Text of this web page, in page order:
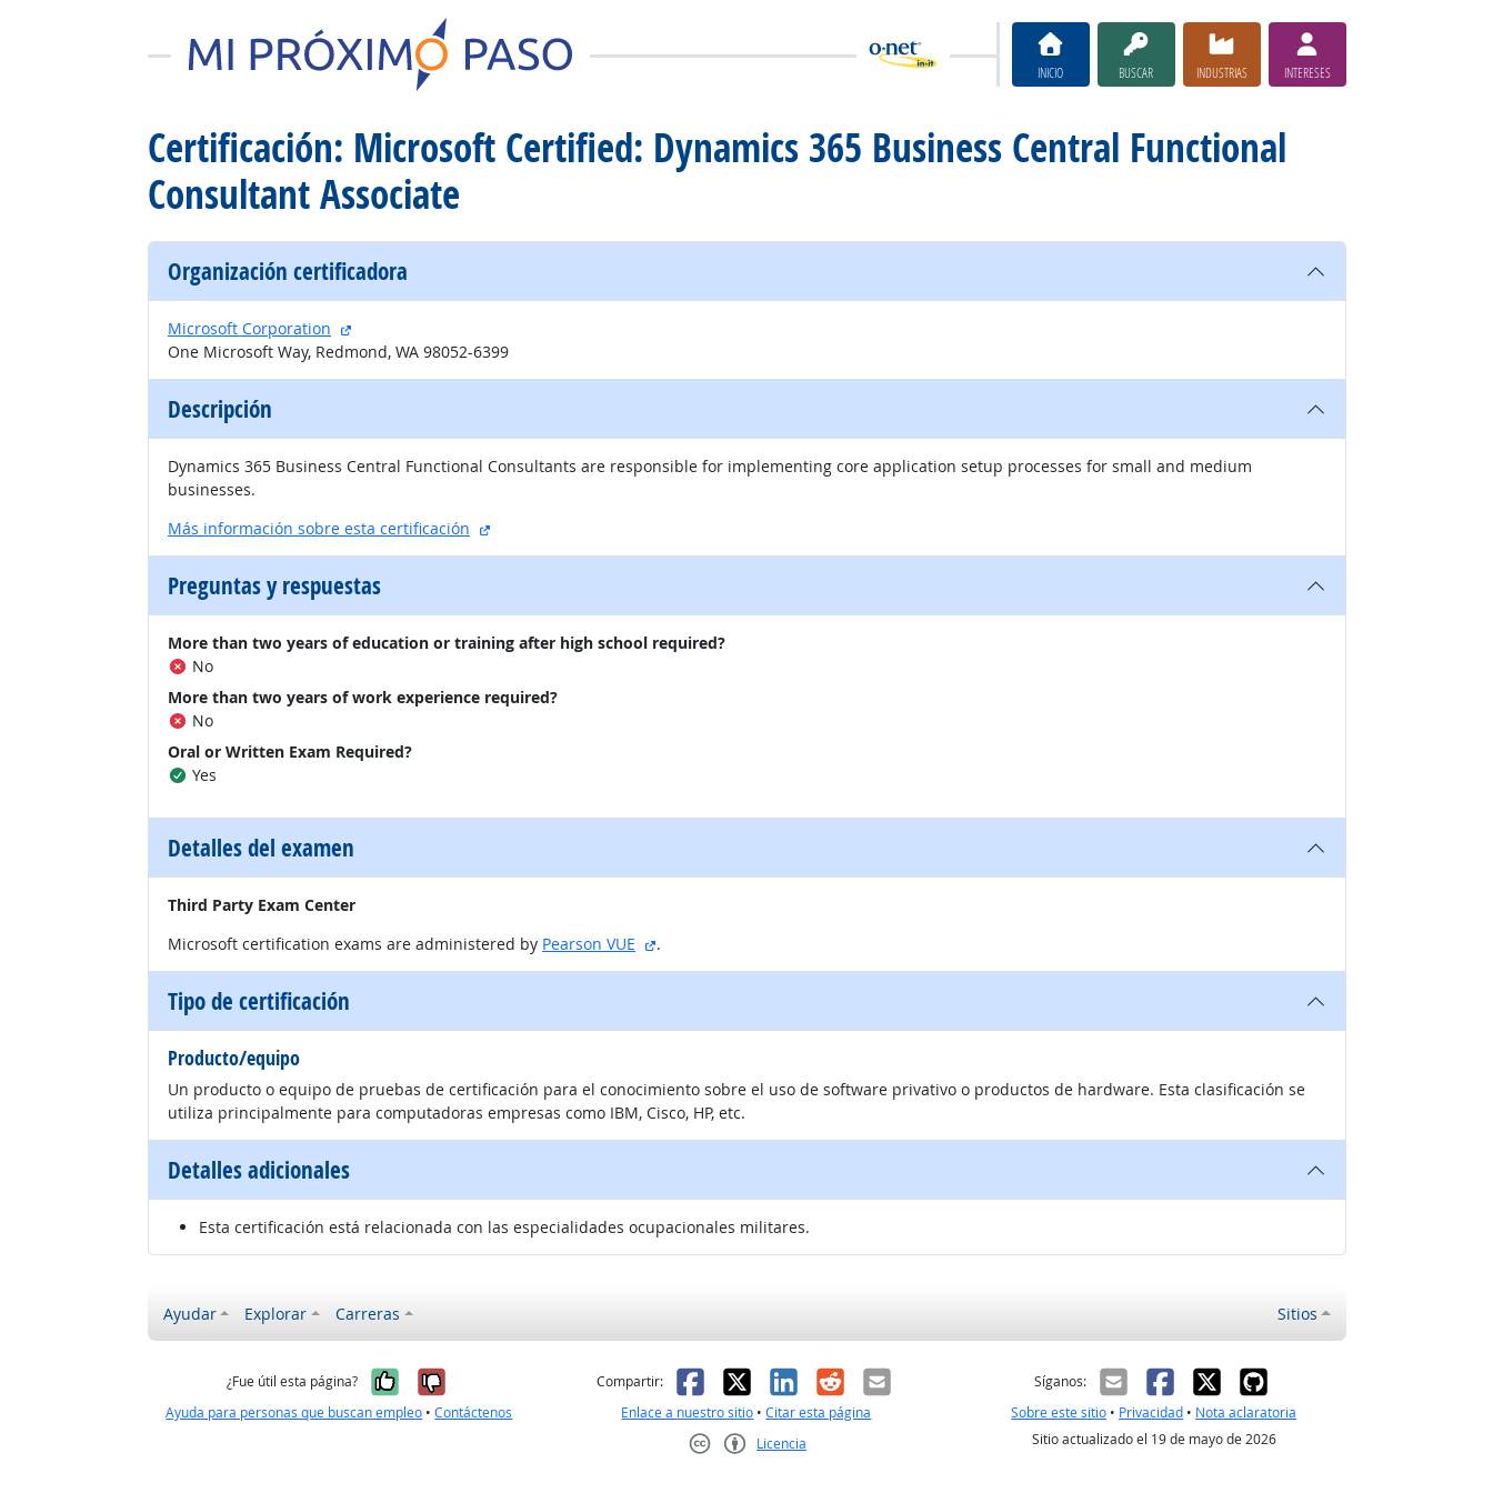
INICIO BUSCAR INDUSTRIAS INTERESES
Certificación: Microsoft Certified: Dynamics 365 Business Central Functional
Consultant Associate
Organización certificadora
Microsoft Corporation
sitio externo
One Microsoft Way, Redmond, WA 98052-6399
Descripción
Dynamics 365 Business Central Functional Consultants are responsible for implementing core application setup processes for small and medium
businesses.
Más información sobre esta certificación
sitio externo
Preguntas y respuestas
More than two years of education or training after high school required?
No
More than two years of work experience required?
No
Oral or Written Exam Required?
Yes
Detalles del examen
Third Party Exam Center
Microsoft certification exams are administered by Pearson VUE sitio externo
.
Tipo de certificación
Producto/equipo
Un producto o equipo de pruebas de certificación para el conocimiento sobre el uso de software privativo o productos de hardware. Esta clasificación se
utiliza principalmente para computadoras empresas como IBM, Cisco, HP, etc.
Detalles adicionales
Esta certificación está relacionada con las especialidades ocupacionales militares.
Ayudar Explorar Carreras Sitios
¿Fue útil esta página? Sí, fue útil
No, no fue útil
Ayuda para personas que buscan empleo •Contáctenos
Compartir: Facebook
X LinkedIn
RedditCorreo electrónico
Enlace a nuestro sitio •Citar esta página
Licencia
Síganos:
Sobre este sitio • Privacidad • Nota aclaratoria
Sitio actualizado el 19 de mayo de 2026